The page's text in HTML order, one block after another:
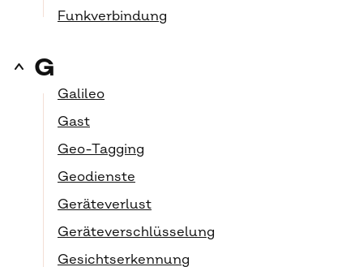
Funkverbindung
G
Galileo
Gast
Geo-Tagging
Geodienste
Geräteverlust
Geräteverschlüsselung
Gesichtserkennung